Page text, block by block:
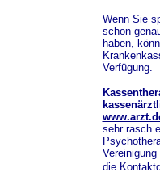
Wenn Sie
schon
haben,
Verfügung.
sehr rasch
die